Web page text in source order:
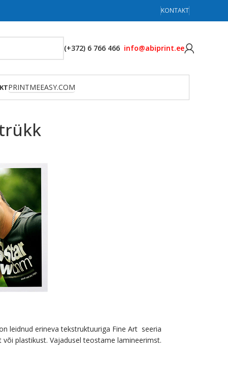
KONTAKT
(+372) 6 766 466 info@abiprint.ee
PRINTMEEASY.COM
leidnud erineva tekstruktuuriga Fine Art seeria
plastikust. Vajadusel teostame lamineerimst.